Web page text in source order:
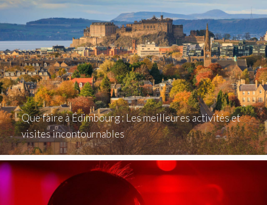
Que faire à Édimbourg : Les meilleures activités et
visites incontournables